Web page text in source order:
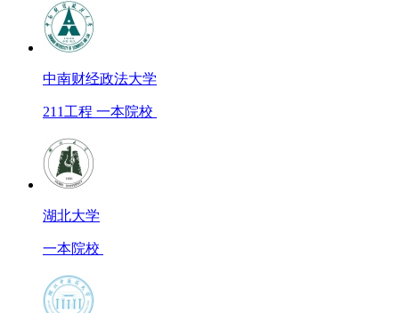
中南财经政法大学
211工程 一本院校
湖北大学
一本院校